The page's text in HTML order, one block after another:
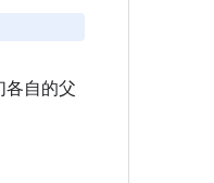
各自的父